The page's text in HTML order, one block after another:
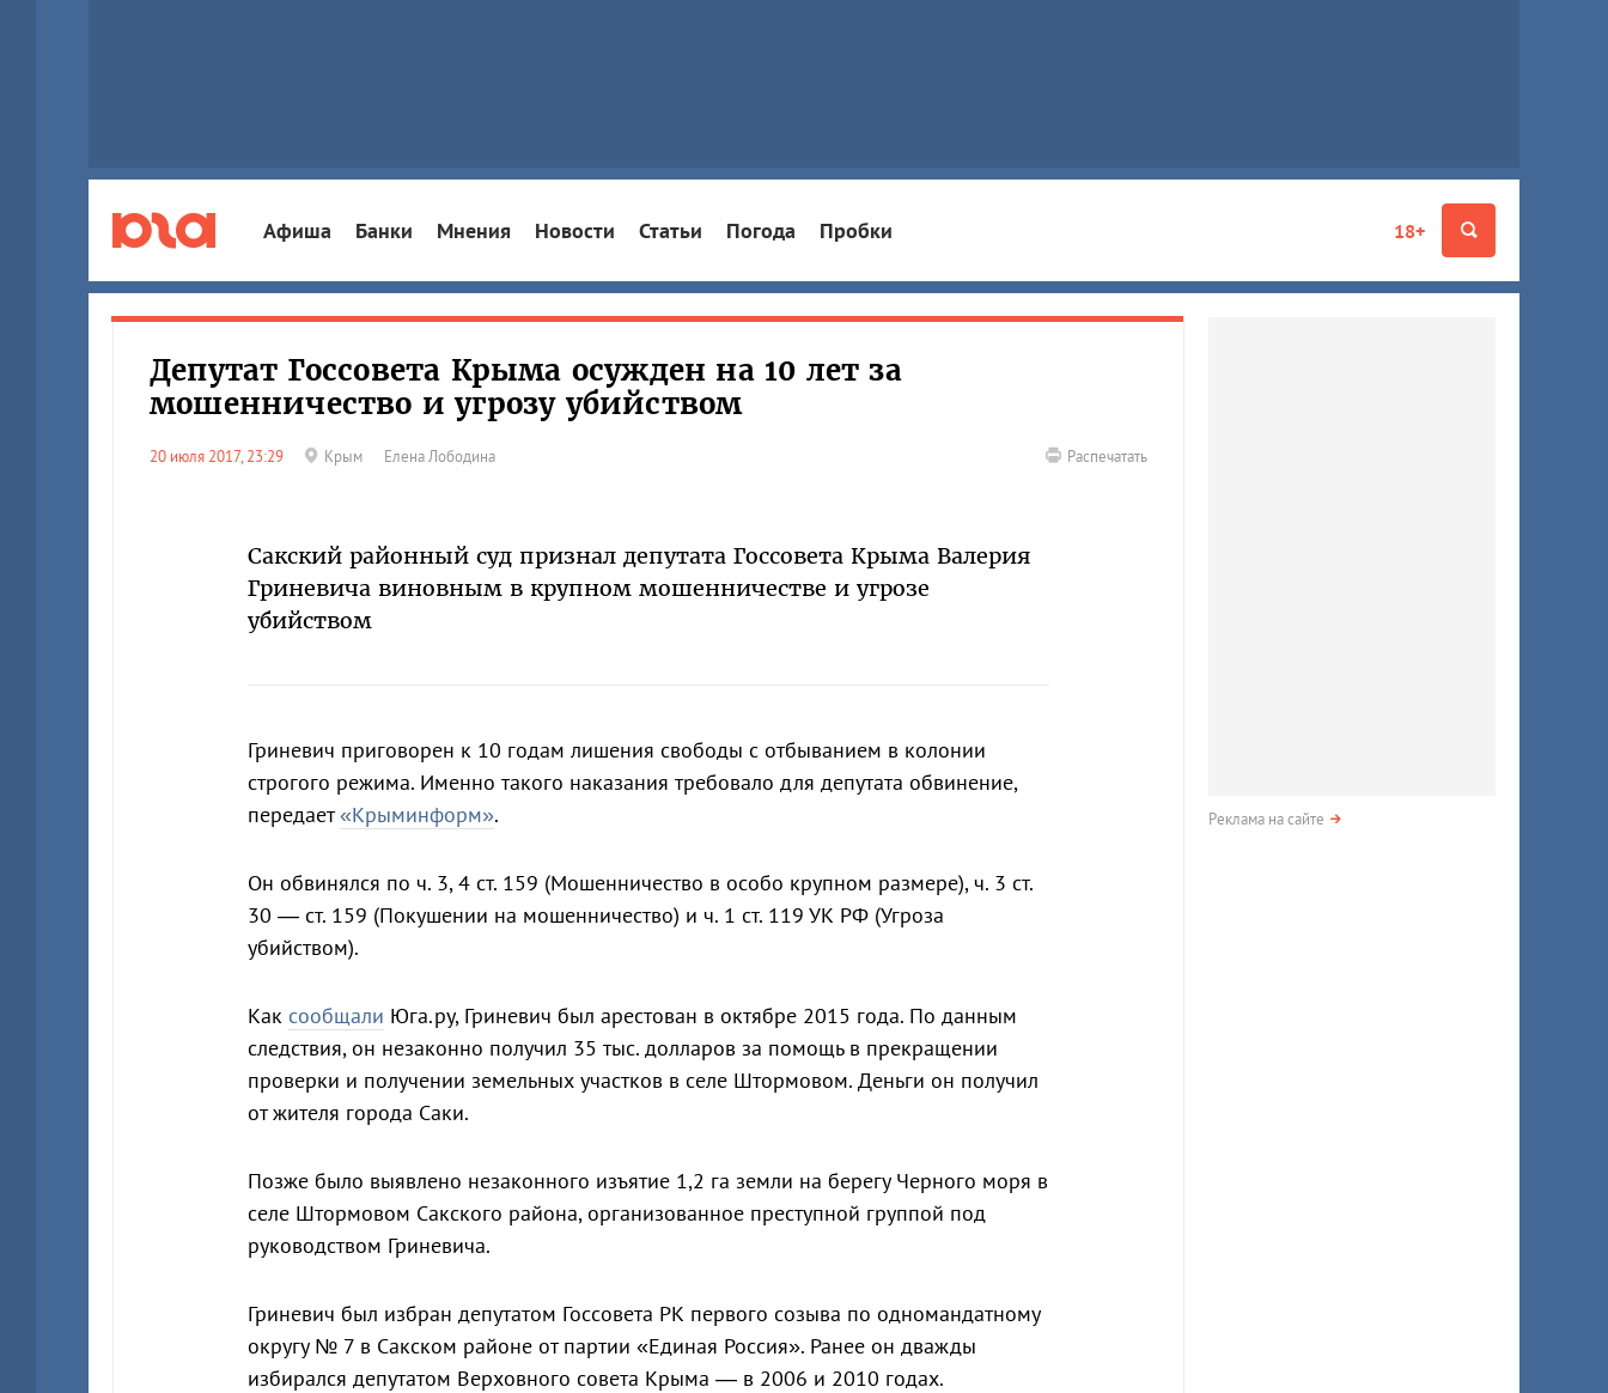
18+
Афиша Банки Мнения Новости Статьи Погода Пробки
Депутат Госсовета Крыма осужден на 10 лет за
мошенничество и угрозу убийством
20 июля 2017, 23:29 Крым Елена Лободина Распечатать
Сакский районный суд признал депутата Госсовета Крыма Валерия
Гриневича виновным в крупном мошенничестве и угрозе
убийством
Гриневич приговорен к 10 годам лишения свободы с отбыванием в колонии
строгого режима. Именно такого наказания требовало для депутата обвинение,
передает«Крыминформ».
Он обвинялся по ч. 3, 4 ст. 159 (Мошенничество в особо крупном размере), ч. 3 ст.
30 — ст. 159 (Покушении на мошенничество) и ч. 1 ст. 119 УК РФ (Угроза
убийством).
Как сообщали Юга.ру, Гриневич был арестован в октябре 2015 года. По данным
следствия, он незаконно получил 35 тыс. долларов за помощь в прекращении
проверки и получении земельных участков в селе Штормовом. Деньги он получил
от жителя города Саки.
Позже было выявлено незаконного изъятие 1,2 га земли на берегу Черного моря в
селе Штормовом Сакского района, организованное преступной группой под
руководством Гриневича.
Гриневич был избран депутатом Госсовета РК первого созыва по одномандатному
округу № 7 в Сакском районе от партии «Единая Россия». Ранее он дважды
избирался депутатом Верховного совета Крыма — в 2006 и 2010 годах.
Реклама на сайте